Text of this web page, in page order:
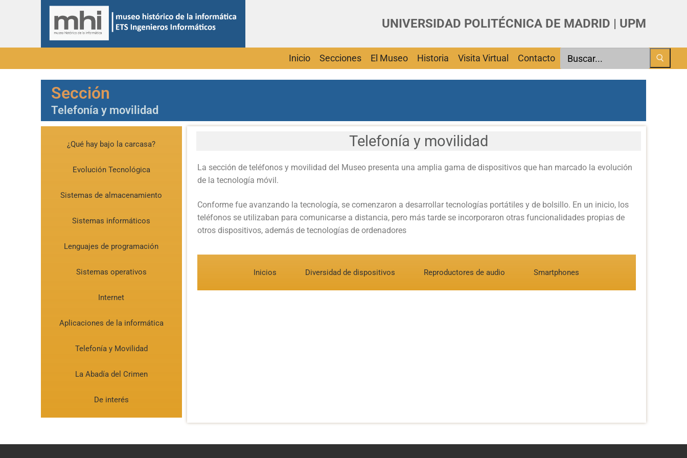
UNIVERSIDAD POLITÉCNICA DE MADRID | UPM
Inicio Secciones El Museo Historia Visita Virtual Contacto Buscar
Sección
Telefonía y movilidad
¿Qué hay bajo la carcasa?
Evolución Tecnológica
Sistemas de almacenamiento
Sistemas informáticos
Lenguajes de programación
Sistemas operativos
Internet
Aplicaciones de la informática
Telefonía y Movilidad
La Abadía del Crimen
De interés
Telefonía y movilidad
La sección de teléfonos y movilidad del Museo presenta una amplia gama de dispositivos que han marcado la evolución
de la tecnología móvil.
Conforme fue avanzando la tecnología, se comenzaron a desarrollar tecnologías portátiles y de bolsillo. En un inicio, los
teléfonos se utilizaban para comunicarse a distancia, pero más tarde se incorporaron otras funcionalidades propias de
otros dispositivos, además de tecnologías de ordenadores
Inicios Diversidad de dispositivos Reproductores de audio Smartphones